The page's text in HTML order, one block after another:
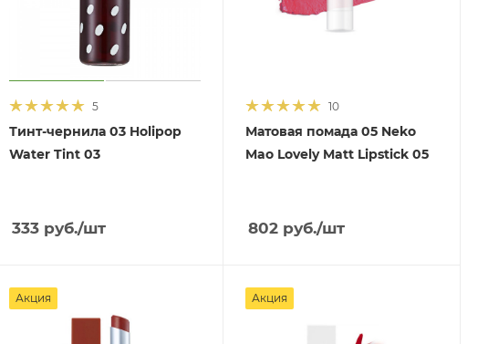
5
Тинт-чернила 03 Holipop
Water Tint 03
333руб./шт
10
Матовая помада 05 Neko
Mao Lovely Matt Lipstick 05
802 руб./шт
Акция Акция